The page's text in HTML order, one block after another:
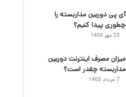
آی پی دوربین مداربسته را
چطوری پیدا کنیم؟
23 مهر 1403
میزان مصرف اینترنت دوربین
مداربسته چقدر است؟
7 مرداد 1403